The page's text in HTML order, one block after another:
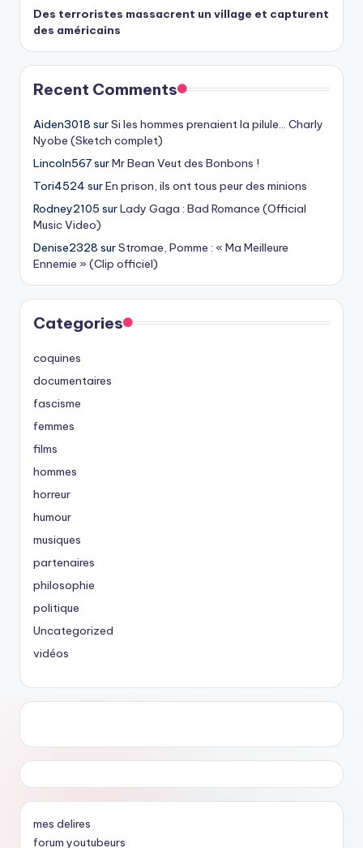
Des terroristes massacrent un village et capturent
des américains
Recent Comments
Aiden3018 surSi les hommes prenaient la pilule… Charly
Nyobe (Sketch complet)
Lincoln567surMr Bean Veut des Bonbons !
Tori4524 surEn prison, ils ont tous peur des minions
Rodney2105 surLady Gaga : Bad Romance (Official
Music Video)
Denise2328 surStromae, Pomme : « Ma Meilleure
Ennemie » (Clip officiel)
Categories
coquines
documentaires
fascisme
femmes
films
hommes
horreur
humour
musiques
partenaires
philosophie
politique
Uncategorized
vidéos
mes delires
forum youtubeurs